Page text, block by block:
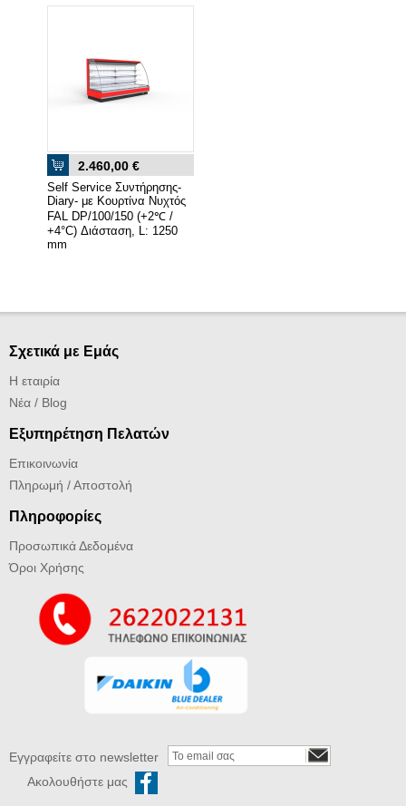
2.460,00 €
Self Service Συντήρησης-
Diary- με Κουρτίνα Νυχτός
FAL DP/100/150 (+2℃ /
+4°C) Διάσταση, L: 1250
mm
Σχετικά με Εμάς
Η εταιρία
Νέα / Blog
Εξυπηρέτηση Πελατών
Επικοινωνία
Πληρωμή / Αποστολή
Πληροφορίες
Προσωπικά Δεδομένα
Όροι Χρήσης
Εγγραφείτε στο newsletter
Ακολουθήστε μας